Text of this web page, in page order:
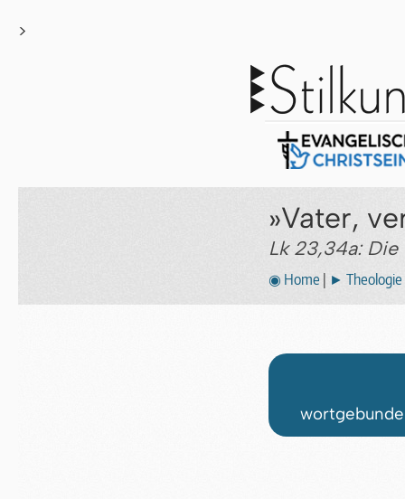
>
»Vater,
Lk 23,34a:
◉ Home ► Theologie